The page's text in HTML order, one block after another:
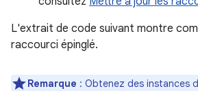
L'extrait de code suivant montre
raccourci épinglé.
Remarque : Obtenez des instances